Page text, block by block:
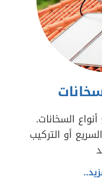
السخانات.
أو التركيب